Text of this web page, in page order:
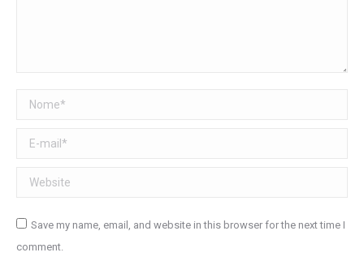
Nome *
E-mail *
Website
Save my name, email, and website in this browser for the next time I
comment.